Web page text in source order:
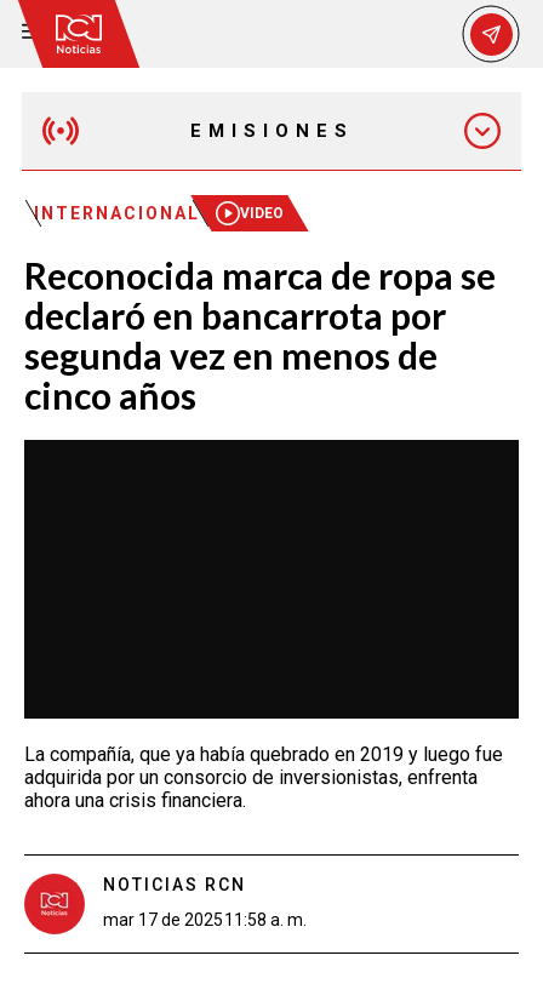
EMISIONES
MAÑANA EXPRESS
EMISIÓN 12:30 PM
EMISIÓN 7:00 PM
EMISIÓN 11:30 PM
INTERNACIONAL VIDEO
Reconocida marca de ropa se
declaró en bancarrota por
segunda vez en menos de
cinco años
La compañía, que ya había quebrado en 2019 y luego fue
adquirida por un consorcio de inversionistas, enfrenta
ahora una crisis financiera.
NOTICIAS RCN
mar 17 de 202511:58 a. m.